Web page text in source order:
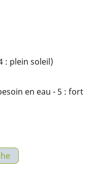
: plein soleil)
en eau - 5 : fort